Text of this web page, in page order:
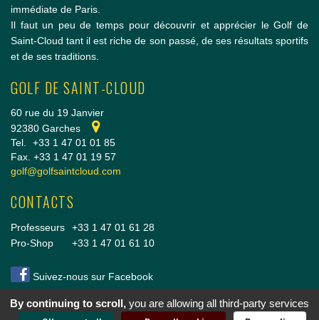
immédiate de Paris.
Il faut un peu de temps pour découvrir et apprécier le Golf de
Saint-Cloud tant il est riche de son passé, de ses résultats sportifs
et de ses traditions.
GOLF DE SAINT-CLOUD
60 rue du 19 Janvier
92380 Garches
Tel.
+33 1 47 01 01 85
Fax. +33 1 47 01 19 57
golf@golfsaintcloud.com
CONTACTS
Professeurs
+33 1 47 01 61 28
Pro-Shop
+33 1 47 01 61 10
Suivez-nous sur Facebook
Copyright © 2014 Golf de Saint-Cloud |Conditions Générales de vente|Mentions légales
By continuing to scroll, you are allowing all third-party services